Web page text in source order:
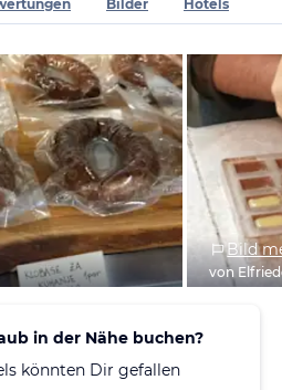
Bilder Hotels
Bild
von
in der Nähe buchen?
könnten Dir gefallen